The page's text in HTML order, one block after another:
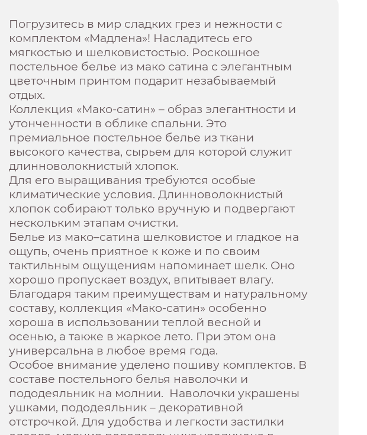
Погрузитесь в мир сладких грез и нежности с
комплектом «Мадлена»! Насладитесь его
мягкостью и шелковистостью. Роскошное
постельное белье из мако сатина с элегантным
цветочным принтом подарит незабываемый
отдых.
Коллекция «Мако-сатин» – образ элегантности и
утонченности в облике спальни. Это
премиальное постельное белье из ткани
высокого качества, сырьем для которой служит
длинноволокнистый хлопок.
Для его выращивания требуются особые
климатические условия. Длинноволокнистый
хлопок собирают только вручную и подвергают
нескольким этапам очистки.
Белье из мако–сатина шелковистое и гладкое на
ощупь, очень приятное к коже и по своим
тактильным ощущениям напоминает шелк. Оно
хорошо пропускает воздух, впитывает влагу.
Благодаря таким преимуществам и натуральному
составу, коллекция «Мако-сатин» особенно
хороша в использовании теплой весной и
осенью, а также в жаркое лето. При этом она
универсальна в любое время года.
Особое внимание уделено пошиву комплектов. В
составе постельного белья наволочки и
пододеяльник на молнии. Наволочки украшены
ушками, пододеяльник – декоративной
отстрочкой. Для удобства и легкости застилки